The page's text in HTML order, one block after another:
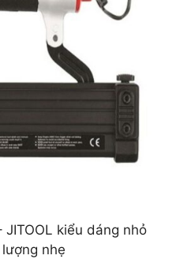
kiểu dáng nhỏ
nhẹ